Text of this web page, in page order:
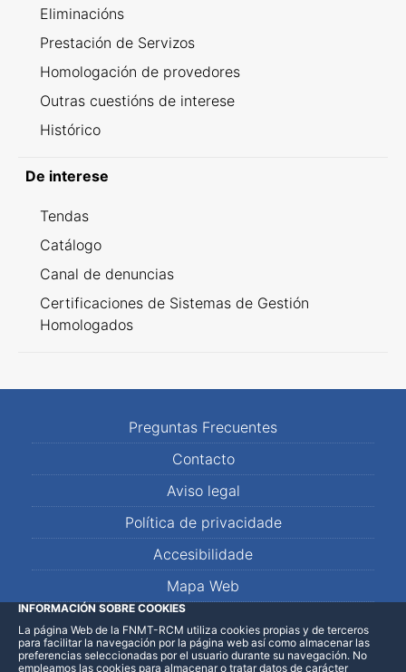
Eliminacións
Prestación de Servizos
Homologación de provedores
Outras cuestións de interese
Histórico
De interese
Tendas
Catálogo
Canal de denuncias
Certificaciones de Sistemas de Gestión
Homologados
Preguntas Frecuentes
Contacto
Aviso legal
Política de privacidade
Accesibilidade
Mapa Web
LinkedInFacebookWhatsApp
INFORMACIÓN SOBRE COOKIES
La página Web de la FNMT-RCM utiliza cookies propias y de terceros
para facilitar la navegación por la página web así como almacenar las
preferencias seleccionadas por el usuario durante su navegación. No
empleamos las cookies para almacenar o tratar datos de carácter